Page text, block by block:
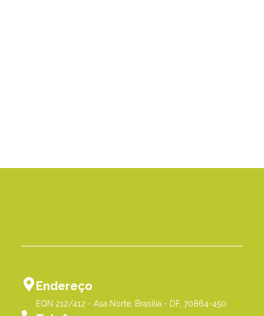
Endereço
EQN 212/412 - Asa Norte, Brasília - DF, 70864-450